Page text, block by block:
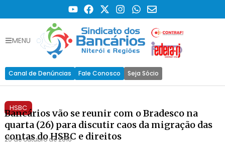
MENU
Canal de Denúncias Fale Conosco Seja Sócio
HSBC
Bancários vão se reunir com o Bradesco na
quarta (26) para discutir caos da migração das
contas do HSBC e direitos
25 de outubro de 2016